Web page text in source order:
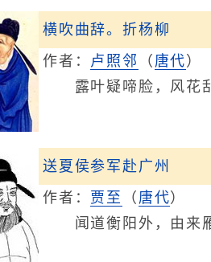
横吹曲辞。折杨柳
作者： 卢照邻 （ 唐代 ）
露叶疑啼脸，风花乱
送夏侯参军赴广州
作者： 贾至 （ 唐代）
闻道衡阳外，由来雁